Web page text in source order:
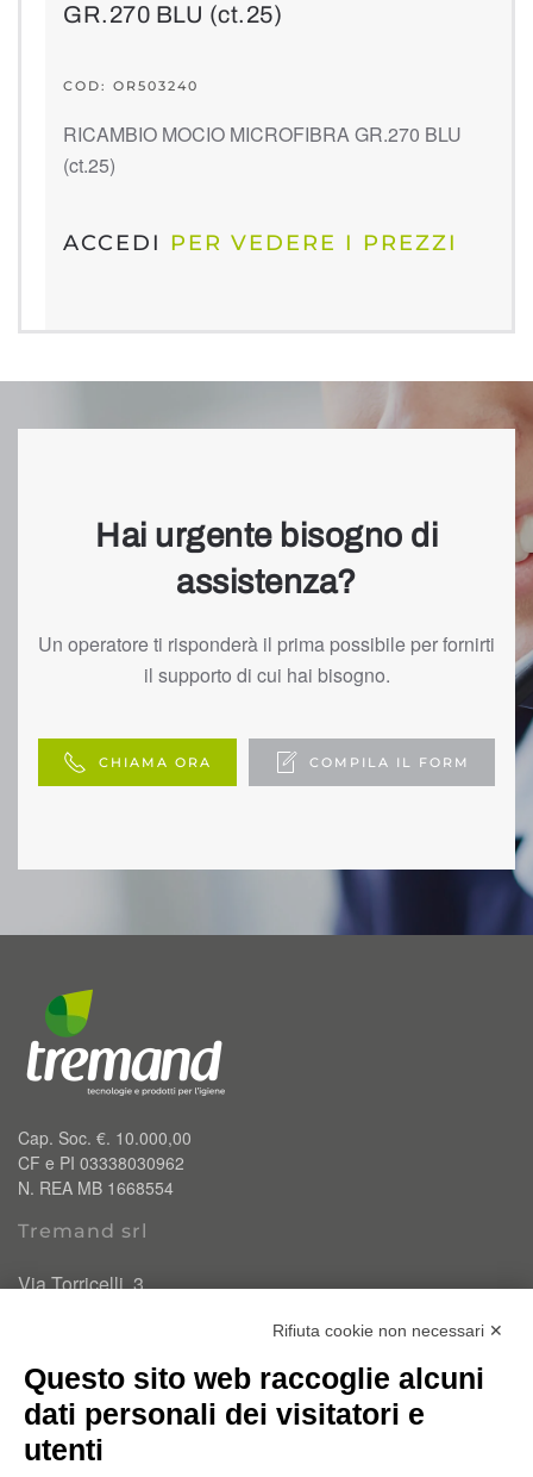
GR.270 BLU (ct.25)
COD: OR503240
RICAMBIO MOCIO MICROFIBRA GR.270 BLU
(ct.25)
ACCEDI PER VEDERE I PREZZI
Hai urgente bisogno di
assistenza?
Un operatore ti risponderà il prima possibile per fornirti
il supporto di cui hai bisogno.
CHIAMA ORA COMPILA IL FORM
Cap. Soc. €. 10.000,00
CF e PI 03338030962
N. REA MB 1668554
Tremand srl
Via Torricelli, 3
info@tremand.it
Pec:amministrazione.tremandsrl@pec.it
Chi siamo
Rifiuta cookie non necessari ✕
Questo sito web raccoglie alcuni
dati personali dei visitatori e
utenti